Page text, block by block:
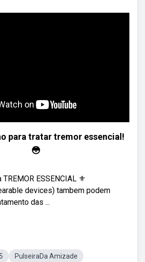
para tratar tremor essencial!
😳
TREMOR ESSENCIAL ⚜️
devices) tambem podem
das ...
PulseiraDa Amizade